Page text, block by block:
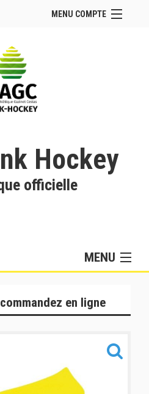
MENU COMPTE
du club
connecter
(vide)
Hockey
officielle
MENU
Sacs
en ligne